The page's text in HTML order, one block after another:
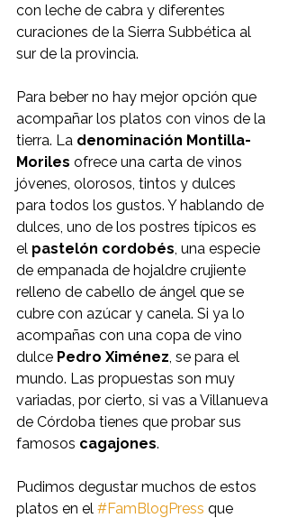
con leche de cabra y diferentes
curaciones de la Sierra Subbética al
sur de la provincia.
Para beber no hay mejor opción que
acompañar los platos con vinos de la
tierra. La denominación Montilla-
Moriles ofrece una carta de vinos
jóvenes, olorosos, tintos y dulces
para todos los gustos. Y hablando de
dulces, uno de los postres típicos es
el pastelón cordobés , una especie
de empanada de hojaldre crujiente
relleno de cabello de ángel que se
cubre con azúcar y canela. Si ya lo
acompañas con una copa de vino
dulce Pedro Ximénez , se para el
mundo. Las propuestas son muy
variadas, por cierto, si vas a Villanueva
de Córdoba tienes que probar sus
famosos cagajones.
Pudimos degustar muchos de estos
platos en el #FamBlogPress que